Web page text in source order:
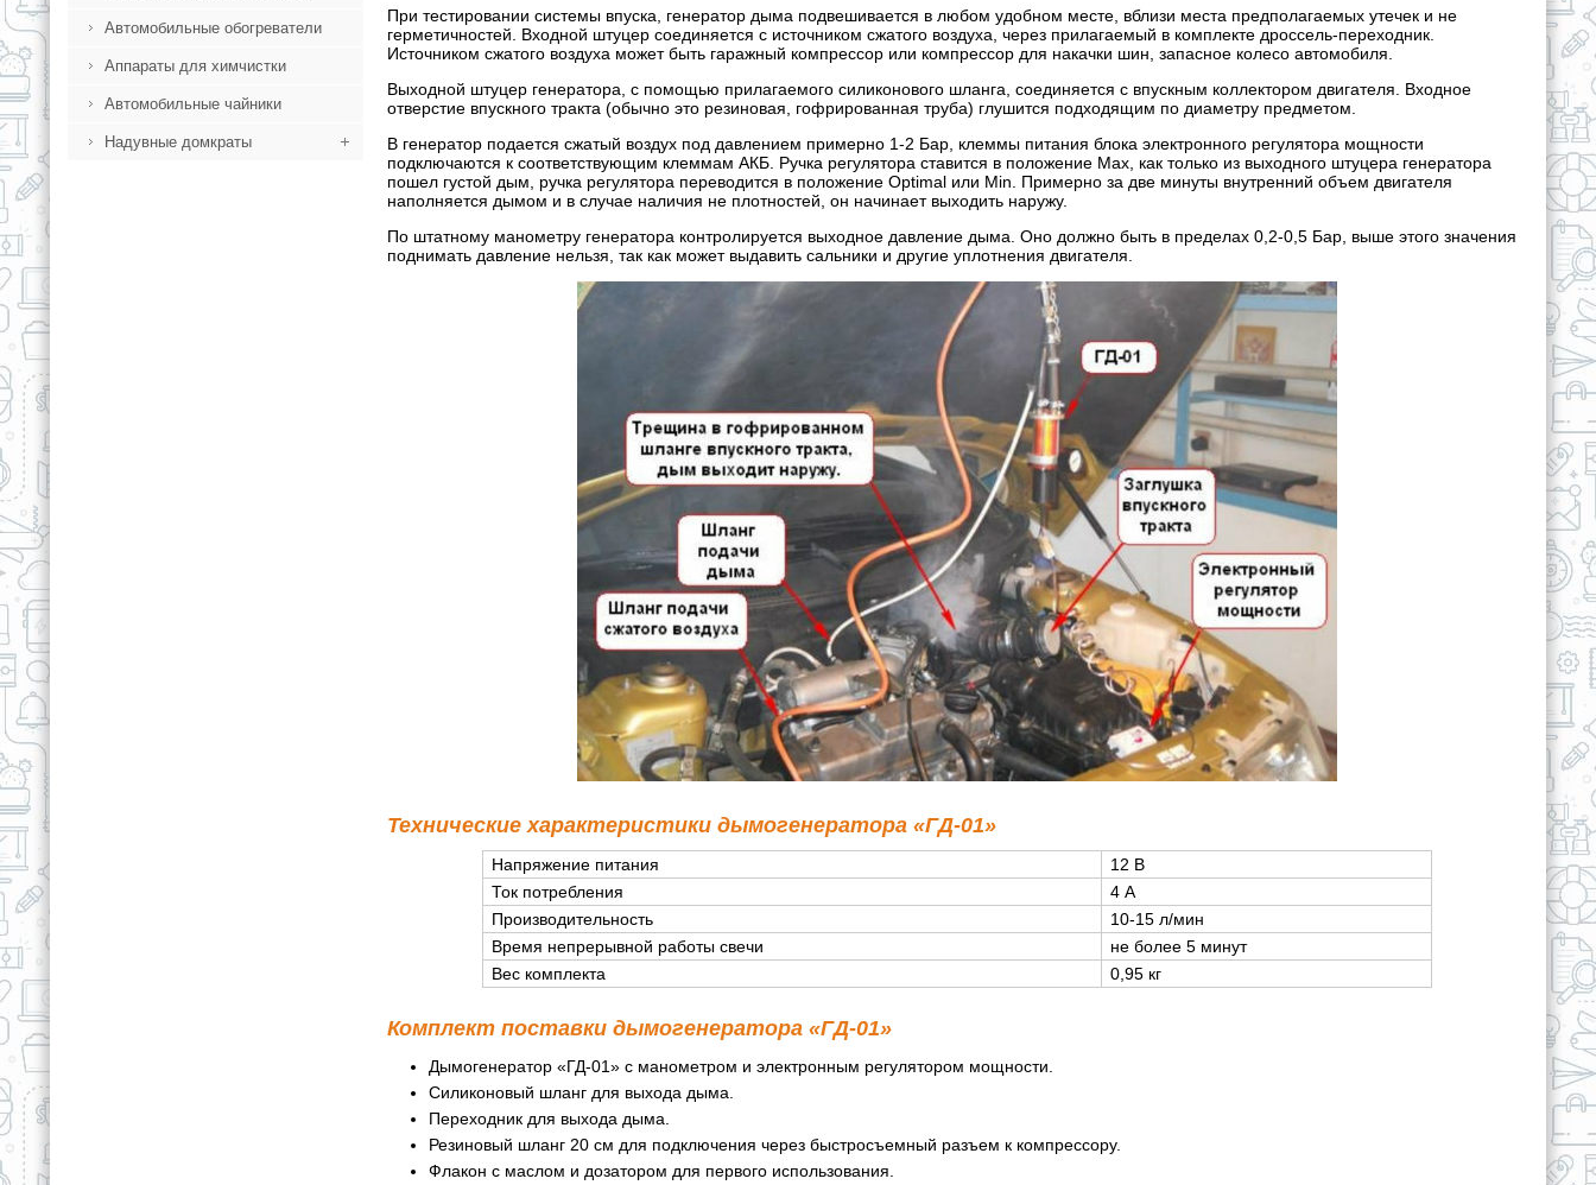
Автомобильные обогреватели
Аппараты для химчистки
Автомобильные чайники
Надувные домкраты
При тестировании системы впуска, генератор дыма подвешивается в любом удобном месте, вблизи места предполагаемых утечек и не
герметичностей. Входной штуцер соединяется с источником сжатого воздуха, через прилагаемый в комплекте дроссель-переходник.
Источником сжатого воздуха может быть гаражный компрессор или компрессор для накачки шин, запасное колесо автомобиля.
Выходной штуцер генератора, с помощью прилагаемого силиконового шланга, соединяется с впускным коллектором двигателя. Входное
отверстие впускного тракта (обычно это резиновая, гофрированная труба) глушится подходящим по диаметру предметом.
В генератор подается сжатый воздух под давлением примерно 1-2 Бар, клеммы питания блока электронного регулятора мощности
подключаются к соответствующим клеммам АКБ. Ручка регулятора ставится в положение Max, как только из выходного штуцера генератора
пошел густой дым, ручка регулятора переводится в положение Optimal или Min. Примерно за две минуты внутренний объем двигателя
наполняется дымом и в случае наличия не плотностей, он начинает выходить наружу.
По штатному манометру генератора контролируется выходное давление дыма. Оно должно быть в пределах 0,2-0,5 Бар, выше этого значения
поднимать давление нельзя, так как может выдавить сальники и другие уплотнения двигателя.
Технические характеристики дымогенератора «ГД-01»
Напряжение питания
12 В
Ток потребления
4 А
Производительность
10-15 л/мин
Время непрерывной работы свечи
не более 5 минут
Вес комплекта
0,95 кг
Комплект поставки дымогенератора «ГД-01»
Дымогенератор «ГД-01» с манометром и электронным регулятором мощности.
Силиконовый шланг для выхода дыма.
Переходник для выхода дыма.
Резиновый шланг 20 см для подключения через быстросъемный разъем к компрессору.
Флакон с маслом и дозатором для первого использования.